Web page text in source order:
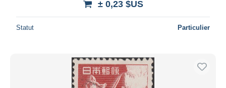
± 0,23 $US
Statut Particulier